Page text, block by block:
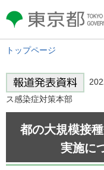
東京都 TOKYO
GOVERNMENT
トップページ
ス感染症対策本部
都の大規模接
実施に